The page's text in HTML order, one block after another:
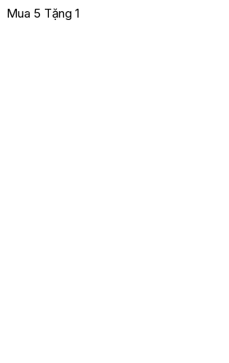
Mua 5 Tặng 1